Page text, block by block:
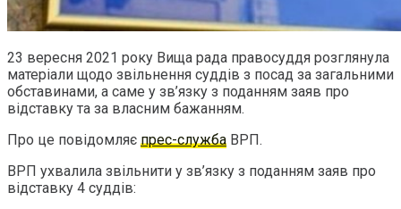
23 вересня 2021 року Вища рада правосуддя розглянула
матеріали щодо звільнення суддів з посад за загальними
обставинами, а саме у зв’язку з поданням заяв про
відставку та за власним бажанням.
Про це повідомляє прес-служба ВРП.
ВРП ухвалила звільнити у зв’язку з поданням заяв про
відставку 4 суддів: